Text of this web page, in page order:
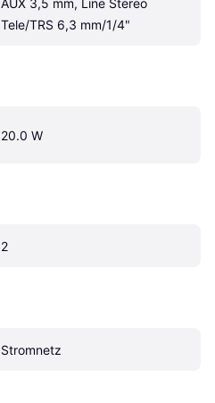
AUX 3,5 mm, Line Stereo
Tele/TRS 6,3 mm/1/4"
20.0 W
2
Stromnetz